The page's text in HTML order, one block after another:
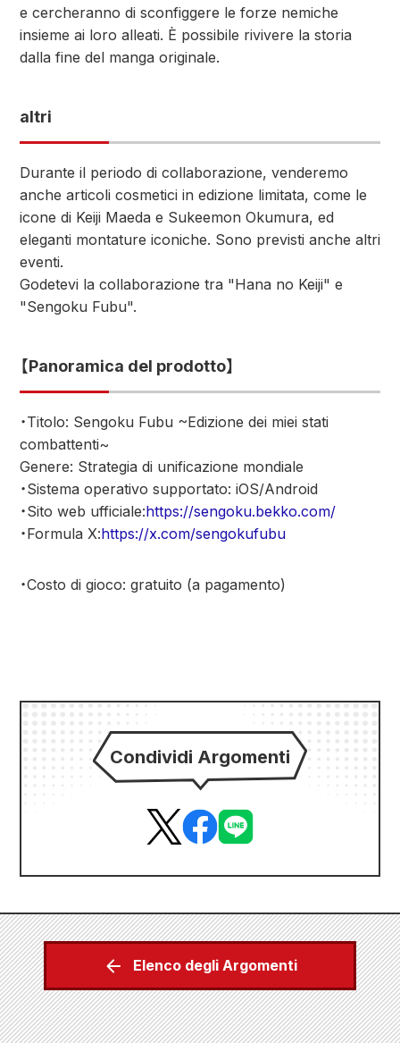
e cercheranno di sconfiggere le forze nemiche
insieme ai loro alleati. È possibile rivivere la storia
dalla fine del manga originale.
altri
Durante il periodo di collaborazione, venderemo
anche articoli cosmetici in edizione limitata, come le
icone di Keiji Maeda e Sukeemon Okumura, ed
eleganti montature iconiche. Sono previsti anche altri
eventi.
Godetevi la collaborazione tra "Hana no Keiji" e
"Sengoku Fubu".
【Panoramica del prodotto】
・Titolo: Sengoku Fubu ~Edizione dei miei stati
combattenti~
Genere: Strategia di unificazione mondiale
・Sistema operativo supportato: iOS/Android
・Sito web ufficiale:https://sengoku.bekko.com/
・Formula X:https://x.com/sengokufubu
・Costo di gioco: gratuito (a pagamento)
Condividi Argomenti
Elenco degli Argomenti